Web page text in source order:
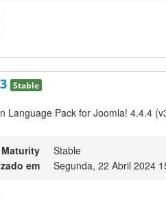
Stable
Language Pack for Joomla! 4.4.4
Maturity
Stable
em
Segunda, 22 Abril 2024